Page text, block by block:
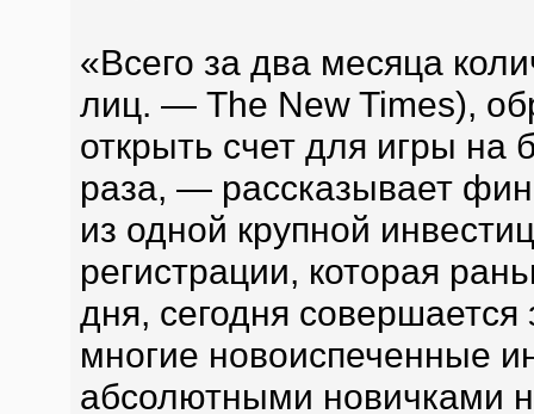
«Всего за два месяца
лиц. — The New Times),
открыть счет для игры на
раза, — рассказывает
из одной крупной
регистрации, которая
дня, сегодня
многие новоиспеченные
абсолютными новичками